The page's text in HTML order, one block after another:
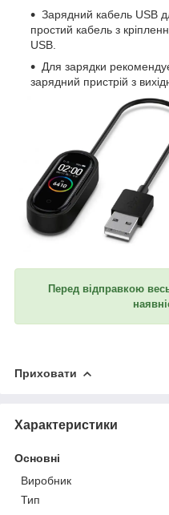
Зарядний кабель USB
простий кабель з
USB.
Для зарядки
зарядний пристрій з
Перед відправкою
Приховати
Характеристики
Основні
Виробник
Тип